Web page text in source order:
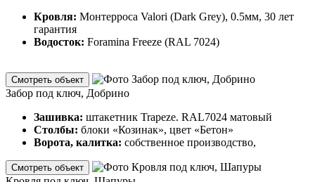
Кровля: Монтерроса Valori (Dark Grey), 0.5мм, 30 лет
гарантия
Водосток: Foramina Freeze (RAL 7024)
Смотреть объект
Забор под ключ, Добрино
Зашивка: штакетник Trapeze. RAL7024 матовый
Столбы: блоки «Козинак», цвет «Бетон»
Ворота, калитка: собственное производство,
Смотреть объект